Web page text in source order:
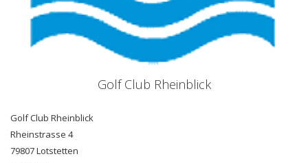
Golf Club Rheinblick
Golf Club Rheinblick
Rheinstrasse 4
79807 Lotstetten